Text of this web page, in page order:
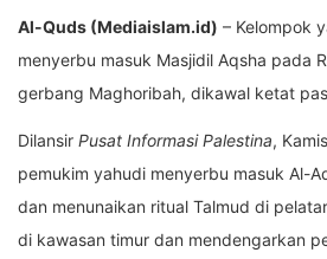
Al-Quds (Mediaislam.id) – Kelompok
menyerbu masuk Masjidil Aqsha pada
gerbang Maghoribah, dikawal ketat
Dilansir Pusat Informasi Palestina,
pemukim yahudi menyerbu masuk Al-
dan menunaikan ritual Talmud di
di kawasan timur dan mendengarkan